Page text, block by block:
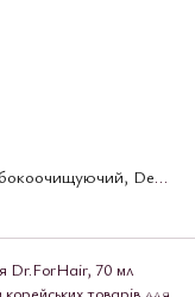
Шампунь для волосся дезодоруючий, глибокоочищуючий, DeOu, Rohto, 400 мл (148783)